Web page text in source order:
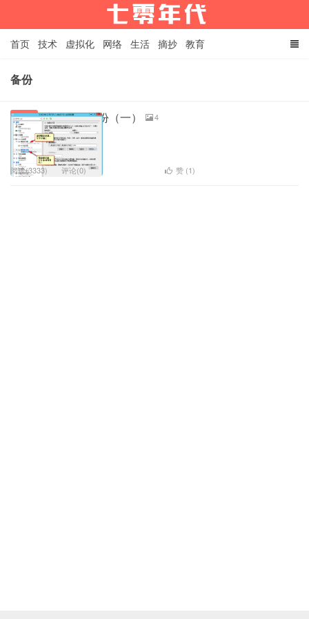
生于七零年代
首页 技术 虚拟化 网络 生活 摘抄 教育
raspberry和arduino
备份
虚拟化 浅谈数据备份（一） 4
阅读(3333) 评论(0) 赞 (1)